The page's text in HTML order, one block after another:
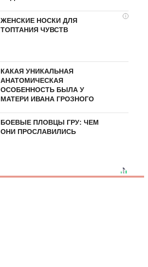
i
ЖЕНСКИЕ НОСКИ ДЛЯ
ТОПТАНИЯ ЧУВСТВ
КАКАЯ УНИКАЛЬНАЯ
АНАТОМИЧЕСКАЯ
ОСОБЕННОСТЬ БЫЛА У
МАТЕРИ ИВАНА ГРОЗНОГО
БОЕВЫЕ ПЛОВЦЫ ГРУ: ЧЕМ
ОНИ ПРОСЛАВИЛИСЬ